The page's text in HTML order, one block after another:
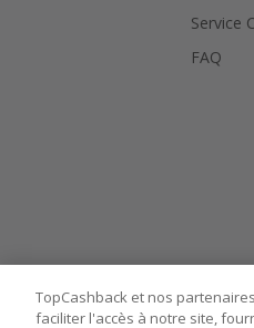
Service
FAQ
TopCashback et nos
faciliter l'accès à notre site,